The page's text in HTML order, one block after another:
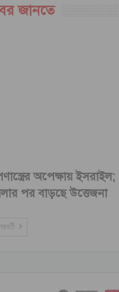
জানতে
অপেক্ষায় ইসরাইল;
পর বাড়ছে উত্তেজনা
পরবর্তী